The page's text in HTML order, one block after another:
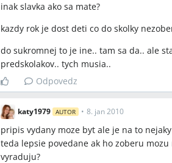
Ako presne mestské a interné kritériá
konečné rozhodnutia pri rôznych MŠ v
Spomenuté značky a firmy
Súkromná materská škola Svätý Martin,
MŠ Kollárová, MŠ Kysucká, MŠ Fándlyho,
Mravcekovo (Mgr. Eva Hrabova),
pre deti, alickapredeti.blog.cz,
inak slavka ako sa mate?
kazdy rok je dost deti co do skolky
do sukromnej to je ine.. tam sa da.. ale
predskolakov.. tych musia..
Odpovedz
katy1979 AUTOR • 8. jan 2010
pripis vydany moze byt ale je na to
teda lepsie povedane ak ho zoberu
vyraduju?